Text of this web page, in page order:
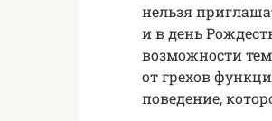
нельзя
и в день
возможности
от грехов
поведение,